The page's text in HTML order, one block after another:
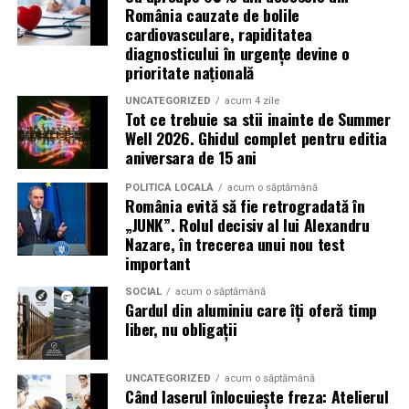
sau câștigarea unui premiu pot determina utilizatorii să
reacționeze înainte de a verifica sursa.
Turneul se încheie pe 19 iulie, iar specialiștii anticipează
o intensificare a activității frauduloase în perioada
finalei. Printre cele mai utilizate pretexte se numără
transmisiunile pirat, biletele revândute, pariurile,
tombolele, concursurile și falsele oferte de călătorie.
Pentru a răspunde riscurilor tot mai complexe,
cyber_Folks a lansat la finalul lunii iunie robo_Folks,
primul asistent AI integrat într-un panou de hosting
din România. Acesta poate efectua, la cererea
utilizatorului, un audit al securității site-ului, care
include verificarea certificatelor SSL, a configurărilor
DNS și a sistemelor SPF, DKIM și DMARC utilizate
pentru protecția e-mailului împotriva uzurpării
identității.
România cauzate de bolile
cardiovasculare, rapiditatea
diagnosticului în urgențe devine o
prioritate națională
UNCATEGORIZED acum 4 zile
Tot ce trebuie sa stii inainte de Summer
Well 2026. Ghidul complet pentru editia
aniversara de 15 ani
POLITICĂ LOCALĂ acum o săptămână
România evită să fie retrogradată în
„JUNK”. Rolul decisiv al lui Alexandru
Nazare, în trecerea unui nou test
important
SOCIAL acum o săptămână
Gardul din aluminiu care îți oferă timp
liber, nu obligații
UNCATEGORIZED acum o săptămână
Când laserul înlocuiește freza: Atelierul